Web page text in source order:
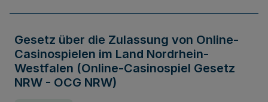
Gesetz über die Zulassung von Online-
Casinospielen im Land Nordrhein-
Westfalen (Online-Casinospiel Gesetz
NRW - OCG NRW)